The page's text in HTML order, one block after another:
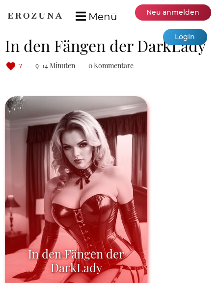
Menü Neu anmelden
Login
In den Fängen der DarkLady
7 9-14 Minuten 0 Kommentare
In den Fängen der
DarkLady